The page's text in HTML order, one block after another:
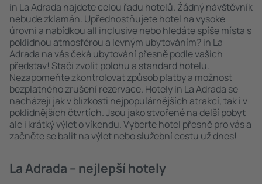
in La Adrada najdete celou řadu hotelů. Žádný návštěvník
nebude zklamán. Upřednostňujete hotel na vysoké
úrovni a nabídkou all inclusive nebo hledáte spíše místa s
poklidnou atmosférou a levným ubytováním? in La
Adrada na vás čeká ubytování přesně podle vašich
představ! Stačí zvolit polohu a standard hotelu.
Nezapomeňte zkontrolovat způsob platby a možnost
bezplatného zrušení rezervace. Hotely in La Adrada se
nacházejí jak v blízkosti nejpopulárnějších atrakcí, tak i v
poklidnějších čtvrtích. Jsou jako stvořené na delší pobyt
ale i krátký výlet o víkendu. Vyberte hotel přesně pro vás a
začněte se balit na výlet nebo služební cestu už dnes!
La Adrada – nejlepší hotely